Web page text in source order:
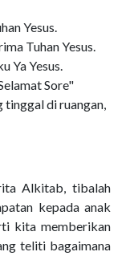
Yesus.
Tuhan Yesus.
Ya Yesus.
Sore"
tinggal di ruangan,
Alkitab, tibalah
kepada anak
kita memberikan
teliti bagaimana